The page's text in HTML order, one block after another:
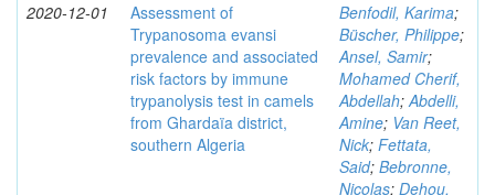
2020-12-01
Assessment of
Trypanosoma evansi
prevalence and associated
risk factors by immune
trypanolysis test in camels
from Ghardaïa district,
southern Algeria
Benfodil, Karima;
Büscher, Philippe;
Ansel, Samir;
Mohamed Cherif,
Abdellah;Abdelli,
Amine; Van Reet,
Nick; Fettata,
Said; Bebronne,
Nicolas; Dehou,